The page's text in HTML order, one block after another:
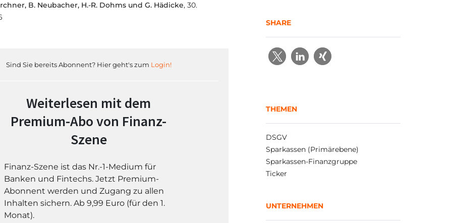
B. Neubacher, H.-R. Dohms und G. Hädicke, 30.
Sind Sie bereits Abonnent? Hier geht's zum Login!
Weiterlesen mit dem
Premium-Abo von Finanz-
Szene
Finanz-Szene ist das Nr.-1-Medium für
Banken und Fintechs. Jetzt Premium-
Abonnent werden und Zugang zu allen
Inhalten sichern. Ab 9,99 Euro (für den 1.
Monat).
SHARE
THEMEN
DSGV
Sparkassen (Primärebene)
Sparkassen-Finanzgruppe
Ticker
UNTERNEHMEN